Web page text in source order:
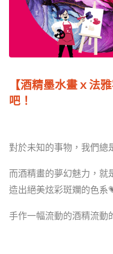
【酒精墨水畫ｘ法
吧！
對於未知的事物，我們總
而酒精畫的夢幻魅力，就
造出絕美炫彩斑斕的色系
手作一幅流動的酒精流動